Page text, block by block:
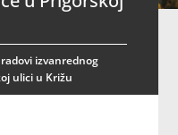
izvanrednog
ulici u Križu